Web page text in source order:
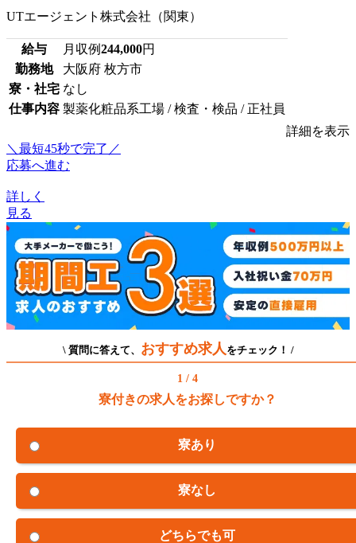
UTエージェント株式会社（関東）
給与 月収例244,000円
勤務地
大阪府 枚方市
寮・社宅 なし
仕事内容 製薬化粧品系工場 / 検査・検品 / 正社員
詳細を表示
＼最短45秒で完了／
応募へ進む
詳しく
見る
\ 質問に答えて、 おすすめ求人 をチェック！ /
1 / 4
寮付きの求人をお探しですか？
寮あり
寮なし
どちらでも可